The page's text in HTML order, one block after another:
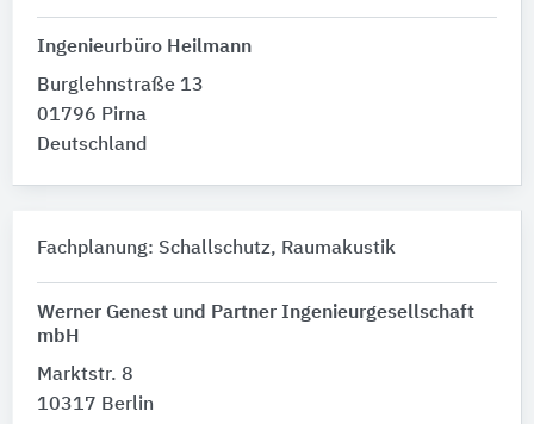
Ingenieurbüro Heilmann
Burglehnstraße 13
01796 Pirna
Deutschland
Fachplanung: Schallschutz, Raumakustik
Werner Genest und Partner Ingenieurgesellschaft
mbH
Marktstr. 8
10317 Berlin